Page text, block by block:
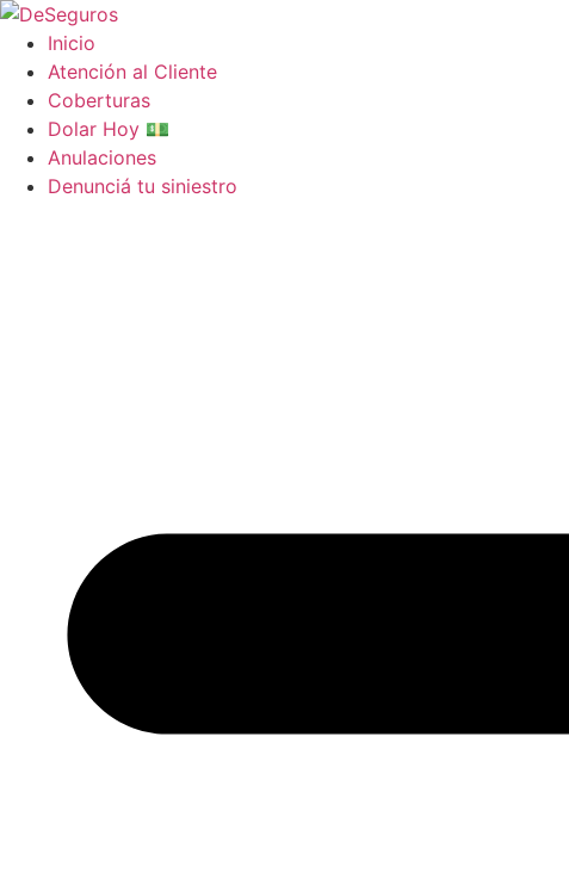
Ir
contenido
Inicio
Atención al Cliente
Coberturas
Dolar Hoy 💵
Anulaciones
Denunciá tu siniestro